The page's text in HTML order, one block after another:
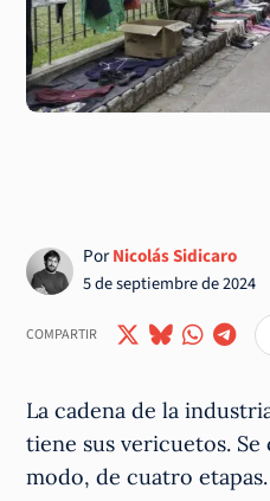
PorNicolás Sidicaro
5 de septiembre de 2024
COMPARTIR
La cadena de la
tiene sus vericuetos.
modo, de cuatro